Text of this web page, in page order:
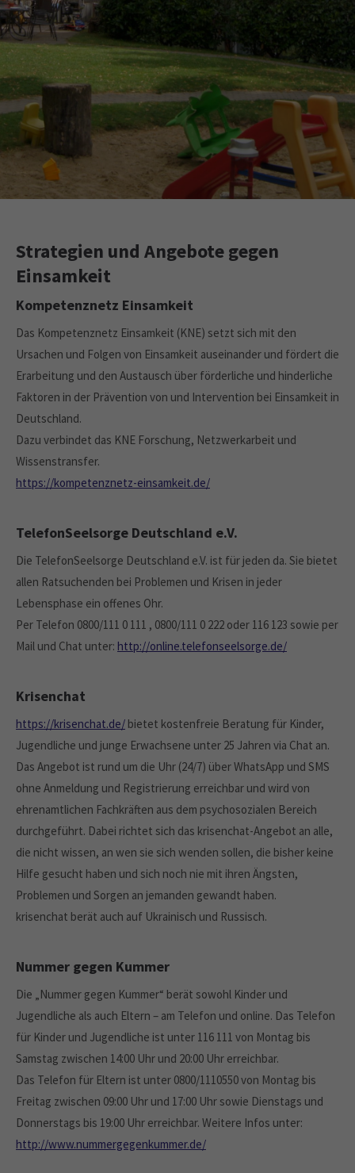
Get in touch
Cybersteel Inc.
376-293 City Road, Suite 600
San Francisco, CA 94102
Have any questions?
+44 1234 567 890
Drop us a line
info@yourdomain.com
About us
Lorem ipsum dolor sit amet, consectetuer
adipiscing elit.
Aenean commodo ligula eget dolor. Aenean massa. Cum
sociis natoque penatibus et magnis dis parturient montes,
nascetur ridiculus mus. Donec quam felis, ultricies nec.
Strategien und Angebote gegen
Einsamkeit
Kompetenznetz Einsamkeit
Das Kompetenznetz Einsamkeit (KNE) setzt sich mit den
Ursachen und Folgen von Einsamkeit auseinander und fördert die
Erarbeitung und den Austausch über förderliche und hinderliche
Faktoren in der Prävention von und Intervention bei Einsamkeit in
Deutschland.
Dazu verbindet das KNE Forschung, Netzwerkarbeit und
Wissenstransfer.
https://kompetenznetz-einsamkeit.de/
TelefonSeelsorge Deutschland e.V.
Die TelefonSeelsorge Deutschland e.V. ist für jeden da. Sie bietet
allen Ratsuchenden bei Problemen und Krisen in jeder
Lebensphase ein offenes Ohr.
Per Telefon 0800/111 0 111 , 0800/111 0 222 oder 116 123 sowie per
Mail und Chat unter: http://online.telefonseelsorge.de/
Krisenchat
https://krisenchat.de/ bietet kostenfreie Beratung für Kinder,
Jugendliche und junge Erwachsene unter 25 Jahren via Chat an.
Das Angebot ist rund um die Uhr (24/7) über WhatsApp und SMS
ohne Anmeldung und Registrierung erreichbar und wird von
ehrenamtlichen Fachkräften aus dem psychosozialen Bereich
durchgeführt. Dabei richtet sich das krisenchat-Angebot an alle,
die nicht wissen, an wen sie sich wenden sollen, die bisher keine
Hilfe gesucht haben und sich noch nie mit ihren Ängsten,
Problemen und Sorgen an jemanden gewandt haben.
krisenchat berät auch auf Ukrainisch und Russisch.
Nummer gegen Kummer
Die „Nummer gegen Kummer“ berät sowohl Kinder und
Jugendliche als auch Eltern – am Telefon und online. Das Telefon
für Kinder und Jugendliche ist unter 116 111 von Montag bis
Samstag zwischen 14:00 Uhr und 20:00 Uhr erreichbar.
Das Telefon für Eltern ist unter 0800/1110550 von Montag bis
Freitag zwischen 09:00 Uhr und 17:00 Uhr sowie Dienstags und
Donnerstags bis 19:00 Uhr erreichbar. Weitere Infos unter:
http://www.nummergegenkummer.de/